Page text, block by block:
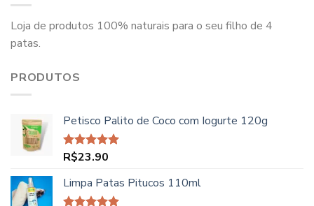
Loja de produtos 100% naturais para o seu filho de 4
patas.
PRODUTOS
Petisco Palito de Coco com Iogurte 120g
Avaliação
R$23.90
Limpa Patas Pitucos 110ml